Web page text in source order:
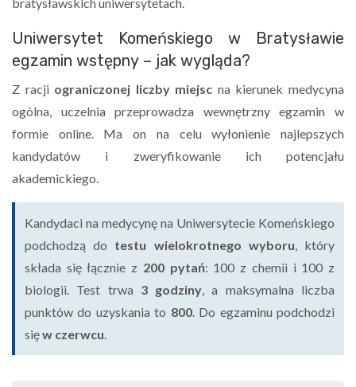
Uniwersytet Komeńskiego w Bratysławie
egzamin wstępny – jak wygląda?
Z racji ograniczonej liczby miejsc na kierunek medycyna
ogólna, uczelnia przeprowadza wewnętrzny egzamin w
formie online. Ma on na celu wyłonienie najlepszych
kandydatów i zweryfikowanie ich potencjału
akademickiego.
Kandydaci na medycynę na Uniwersytecie Komeńskiego
podchodzą do testu wielokrotnego wyboru, który
składa się łącznie z 200 pytań: 100 z chemii i 100 z
biologii. Test trwa 3 godziny, a maksymalna liczba
punktów do uzyskania to 800. Do egzaminu podchodzi
sięw czerwcu.